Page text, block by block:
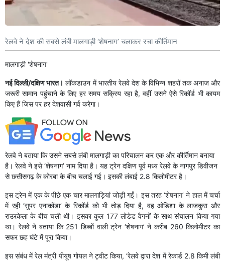
रेलवे ने देश की सबसे लंंबी मालगाड़ी ‘शेषनाग’ चलाकर रचा कीर्तिमान
मालगाड़ी 'शेषनाग'
नई दिल्ली/दक्षिण भारत। लॉकडाउन में भारतीय रेलवे देश के विभिन्न शहरों तक अनाज और
जरूरी सामान पहुंचाने के लिए हर समय सक्रिय रहा है, वहीं उसने ऐसे रिकॉर्ड भी कायम
किए हैं जिस पर हर देशवासी गर्व करेगा।
रेलवे ने बताया कि उसने सबसे लंबी मालगाड़ी का परिचालन कर एक और कीर्तिमान बनाया
है। रेलवे ने इसे ‘शेषनाग’ नाम दिया है। यह ट्रेन दक्षिण पूर्व मध्य रेलवे के नागपुर डिवीजन
से छत्तीसगढ़ के कोरबा के बीच चलाई गई। इसकी लंबाई 2.8 किलोमीटर है।
इस ट्रेन में एक के पीछे एक चार मालगाड़ियां जोड़ी गईं। इस तरह ‘शेषनाग’ ने हाल में चर्चा
में रही ‘सुपर एनाकोंडा’ के रिकॉर्ड को भी तोड़ दिया है, वह ओडिशा के लाजकुरा और
राउरकेला के बीच चली थी। इसका कुल 177 लोडेड वैगनों के साथ संचालन किया गया
था। रेलवे ने बताया कि 251 डिब्बों वाली ट्रेन ‘शेषनाग’ ने करीब 260 किलोमीटर का
सफर छह घंटे में पूरा किया।
इस संबंध में रेल मंत्री पीयूष गोयल ने ट्वीट किया, ‘रेलवे द्वारा देश में रेकार्ड 2.8 किमी लंबी